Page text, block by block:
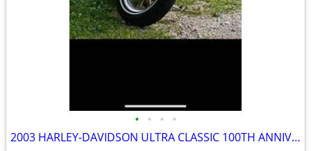
• • • •
2003 HARLEY-DAVIDSON ULTRA CLASSIC 100TH ANNIVERSARY BIKE